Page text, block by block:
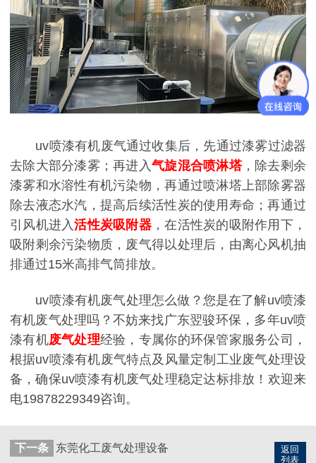
uv喷漆有机废气通过收集后，先通过漆雾过滤器
去除大部分漆雾；再进入 气旋混合喷淋塔，除去剩余
漆雾和水溶性有机污染物，再通过喷淋塔上部除雾器
除去液态水汽，提高后续活性炭的使用寿命；再通过
引风机进入活性炭吸附器 ，在活性炭的吸附作用下，
吸附剩余污染物质，废气得以处理后，由离心风机抽
排通过15米高排气筒排放。
uv喷漆有机废气处理怎么做？您是在了解uv喷漆
有机废气处理吗？不妨来找广东翌骏环保，多年uv喷
漆有机废气处理经验，专属你的环保管家服务公司，
根据uv喷漆有机废气特点及风量定制工业废气处理设
备，确保uv喷漆有机废气处理稳定达标排放！欢迎来
电19878229349咨询。
返回
列表
下一条 东莞化工废气处理设备